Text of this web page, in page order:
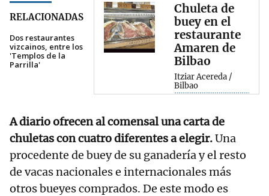
RELACIONADAS
Dos restaurantes
vizcainos, entre los
'Templos de la
Parrilla'
Chuleta de
buey en el
restaurante
Amaren de
Bilbao
Itziar Acereda /
Bilbao
A diario ofrecen al comensal una carta de
chuletas con cuatro diferentes a elegir.Una
procedente de buey de su ganadería y el resto
de vacas nacionales e internacionales más
otros bueyes comprados. De este modo es